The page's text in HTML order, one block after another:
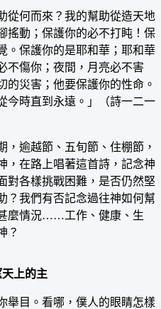
何而來？我的幫助從造天地
搖動；保護你的必不打盹！保
。保護你的是耶和華；耶和華
不傷你；夜間，月亮必不害
的災害；他要保護你的性命。
今時直到永遠。」（詩一二一
逾越節、五旬節、住棚節，
，在路上唱著這首詩，記念神
對各樣挑戰困難，是否仍然堅
？我們有否記念過往神如何幫
麼情況……工作、健康、生
？
上的主
目。看哪，僕人的眼睛怎樣